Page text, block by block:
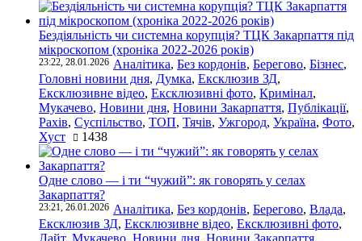
Бездіяльність чи системна корупція? ТЦК Закарпаття під
мікроскопом (хроніка 2022-2026 років)
23:22, 28.01.2026 Аналітика, Без кордонів, Берегово, Бізнес,
Головні новини дня, Думка, Ексклюзив ЗД,
Ексклюзивне відео, Ексклюзивні фото, Кримінал,
Мукачево, Новини дня, Новини Закарпаття, Публікації,
Рахів, Суспільство, ТОП, Тячів, Ужгород, Україна, Фото,
Хуст
1438
Одне слово — і ти “чужий”: як говорять у селах
Закарпаття?
23:21, 26.01.2026 Аналітика, Без кордонів, Берегово, Влада,
Ексклюзив ЗД, Ексклюзивне відео, Ексклюзивні фото,